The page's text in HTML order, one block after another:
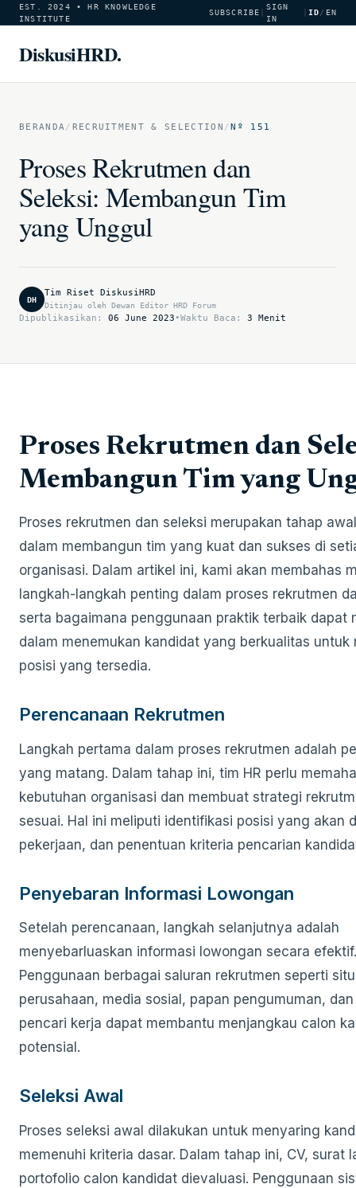
EST. 2024 • HR KNOWLEDGE
INSTITUTE
SUBSCRIBE
SIGN
IN
ID/ EN
DiskusiHRD.
BERANDA/ RECRUITMENT & SELECTION /Nº 151
Proses Rekrutmen dan
Seleksi: Membangun Tim
yang Unggul
DH
Tim Riset DiskusiHRD
Ditinjau oleh Dewan Editor HRD Forum
Dipublikasikan: 06 June 2023•Waktu Baca: 3 Menit
Proses Rekrutmen dan
Membangun Tim yang
Proses rekrutmen dan seleksi merupakan tahap
dalam membangun tim yang kuat dan sukses di
organisasi. Dalam artikel ini, kami akan membahas
langkah-langkah penting dalam proses rekrutmen
serta bagaimana penggunaan praktik terbaik dapat
dalam menemukan kandidat yang berkualitas untuk
posisi yang tersedia.
Perencanaan Rekrutmen
Langkah pertama dalam proses rekrutmen adalah
yang matang. Dalam tahap ini, tim HR perlu
kebutuhan organisasi dan membuat strategi
sesuai. Hal ini meliputi identifikasi posisi yang akan
pekerjaan, dan penentuan kriteria pencarian
Penyebaran Informasi Lowongan
Setelah perencanaan, langkah selanjutnya adalah
menyebarluaskan informasi lowongan secara efektif.
Penggunaan berbagai saluran rekrutmen seperti
perusahaan, media sosial, papan pengumuman,
pencari kerja dapat membantu menjangkau calon
potensial.
Seleksi Awal
Proses seleksi awal dilakukan untuk menyaring
memenuhi kriteria dasar. Dalam tahap ini, CV, surat
portofolio calon kandidat dievaluasi. Penggunaan